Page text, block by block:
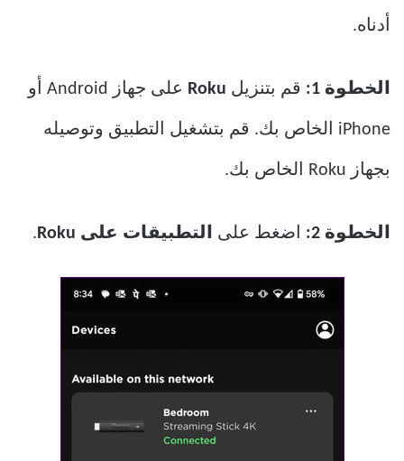
أدناه.
الخطوة 1: قم بتنزيل Roku على جهاز Android أو
iPhone الخاص بك. قم بتشغيل التطبيق وتوصيله
بجهاز Roku الخاص بك.
الخطوة 2: اضغط على التطبيقات على Roku .